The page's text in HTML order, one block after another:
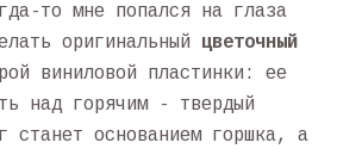
то мне попался на глаза
оригинальный цветочный
виниловой пластинки: ее
над горячим - твердый
станет основанием горшка, а